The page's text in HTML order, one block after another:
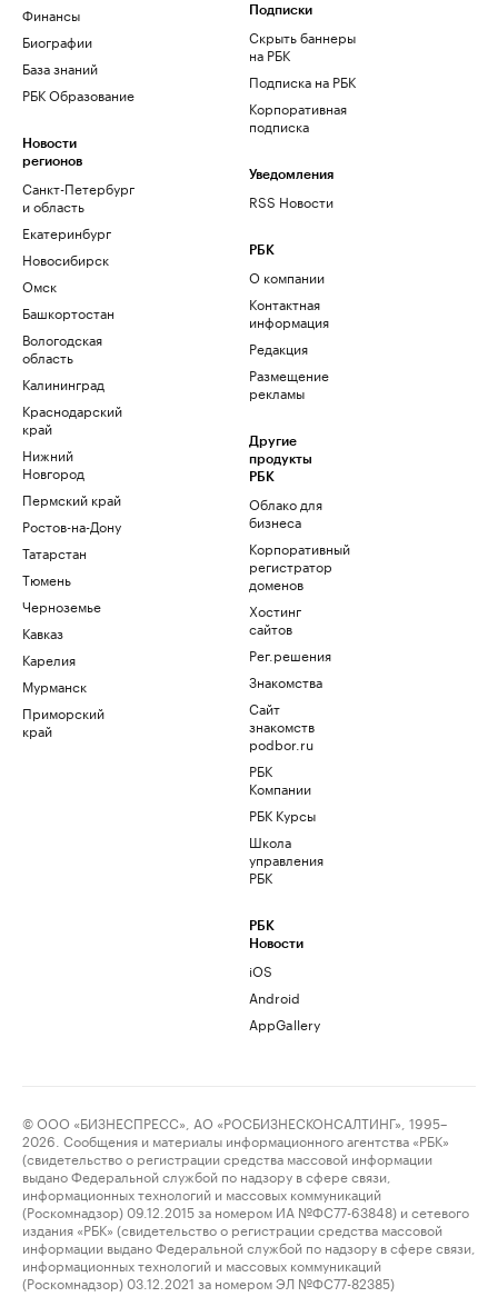
Финансы
Биографии
База знаний
РБК Образование
Новости
регионов
Санкт-Петербург
и область
Екатеринбург
Новосибирск
Омск
Башкортостан
Вологодская
область
Калининград
Краснодарский
край
Нижний
Новгород
Пермский край
Ростов-на-Дону
Татарстан
Тюмень
Черноземье
Кавказ
Карелия
Мурманск
Приморский
край
Подписки
Скрыть баннеры
на РБК
Подписка на РБК
Корпоративная
подписка
Уведомления
RSS Новости
РБК
О компании
Контактная
информация
Редакция
Размещение
рекламы
Другие
продукты
РБК
Облако для
бизнеса
Корпоративный
регистратор
доменов
Хостинг
сайтов
Рег.решения
Знакомства
Сайт
знакомств
podbor.ru
РБК
Компании
РБК Курсы
Школа
управления
РБК
РБК
Новости
iOS
Android
AppGallery
© ООО «БИЗНЕСПРЕСС», АО «РОСБИЗНЕСКОНСАЛТИНГ», 1995–
2026. Сообщения и материалы информационного агентства «РБК»
(свидетельство о регистрации средства массовой информации
выдано Федеральной службой по надзору в сфере связи,
информационных технологий и массовых коммуникаций
(Роскомнадзор) 09.12.2015 за номером ИА №ФС77-63848) и сетевого
издания «РБК» (свидетельство о регистрации средства массовой
информации выдано Федеральной службой по надзору в сфере связи,
информационных технологий и массовых коммуникаций
(Роскомнадзор) 03.12.2021 за номером ЭЛ №ФС77-82385)